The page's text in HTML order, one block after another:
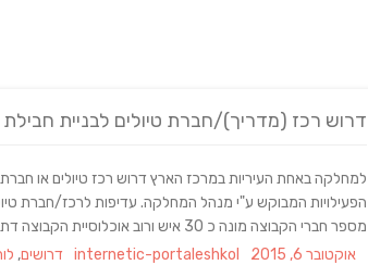
דרוש רכז (מדריך)/חברת טיולים לבניית חבילת
למחלקה באחת העיריות במרכז הארץ דרוש רכז טיולים או חברת
הפעילויות המבוקש ע"י מנהל המחלקה. עדיפות לרכז/חברת
מספר חברי הקבוצה מונה כ 30 איש ורוב אוכלוסיית הקבוצה דתית או מסורתית. לסיור יהיה אופי
Posted
אוקטובר 6, 2015 Author
internetic-portaleshkol דרושים,